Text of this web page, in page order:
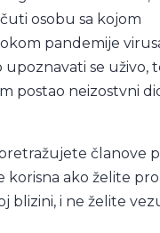
osobu sa kojom
pandemije
se uživo,
postao neizostvni
članove
korisna ako želite
blizini, i ne želite